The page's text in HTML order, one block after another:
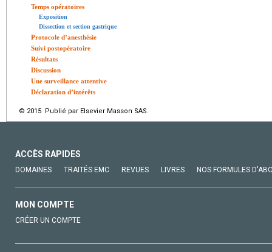
Temps opératoires
Exposition
Dissection et section gastrique
Protocole d’anesthésie
Suivi postopératoire
Résultats
Discussion
Une surveillance attentive
Déclaration d’intérêts
© 2015 Publié par Elsevier Masson SAS.
ACCÈS RAPIDES
DOMAINES TRAITÉS EMC REVUES LIVRES NOS FORMULES
MON COMPTE
CRÉER UN COMPTE